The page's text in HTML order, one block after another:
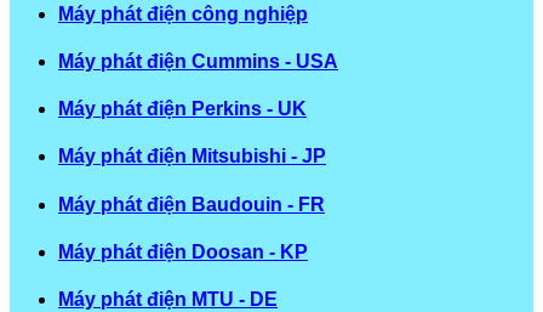
Máy phát điện công nghiệp
Máy phát điện Cummins - USA
Máy phát điện Perkins - UK
Máy phát điện Mitsubishi - JP
Máy phát điện Baudouin - FR
Máy phát điện Doosan - KP
Máy phát điện MTU - DE